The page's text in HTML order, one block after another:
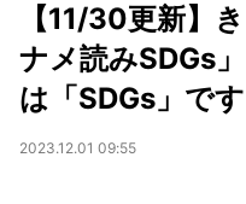
【11/30更新】
ナメ読みSDGs
は「SDGs」です
2023.12.01 09:55